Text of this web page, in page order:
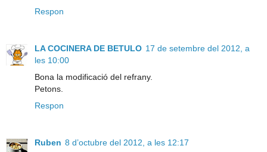
Respon
LA COCINERA DE BETULO 17 de setembre del 2012, a
les 10:00
Bona la modificació del refrany.
Petons.
Respon
Ruben 8 d’octubre del 2012, a les 12:17